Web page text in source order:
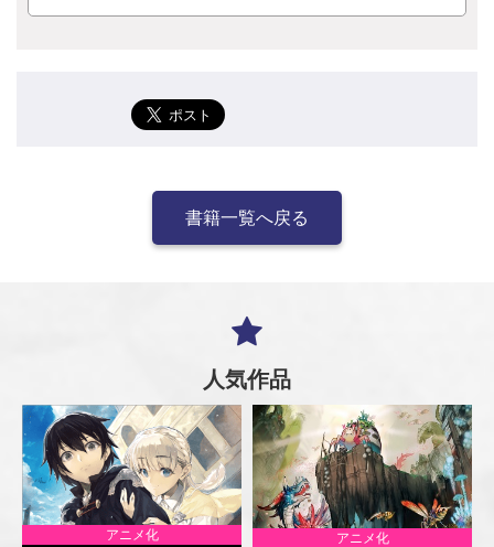
書籍一覧へ戻る
人気作品
アニメ化 アニメ化